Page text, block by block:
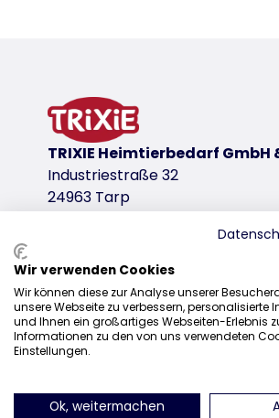
Produktvariante:
Maße
1,5 l/ø 21 cm
für Art.
25233
Download-Links
Gesetzliche Gewährleistung
TRIXIE Heimtierbedarf GmbH
Industriestraße 32
24963 Tarp
Vertrieb
+49 4638 2109-100
vertrieb@trixie.de
Wir verwenden Cookies
Wir können diese zur Analyse unserer
unsere Webseite zu verbessern, personalisierte
und Ihnen ein großartiges Webseiten-Erlebnis
Informationen zu den von uns verwendeten
Einstellungen.
Ok, weitermachen